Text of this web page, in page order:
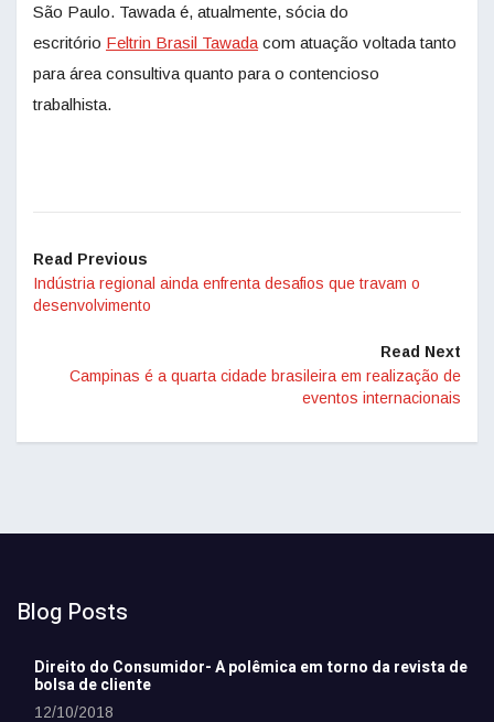
São Paulo. Tawada é, atualmente, sócia do
escritório Feltrin Brasil Tawada com atuação voltada tanto
para área consultiva quanto para o contencioso
trabalhista.
Read Previous
Indústria regional ainda enfrenta desafios que travam o
desenvolvimento
Read Next
Campinas é a quarta cidade brasileira em realização de
eventos internacionais
Blog Posts
Direito do Consumidor- A polêmica em torno da revista de
bolsa de cliente
12/10/2018